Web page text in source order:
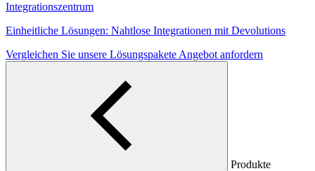
Integrationszentrum
Einheitliche Lösungen: Nahtlose Integrationen mit Devolutions
Vergleichen Sie unsere Lösungspakete Angebot anfordern
Produkte